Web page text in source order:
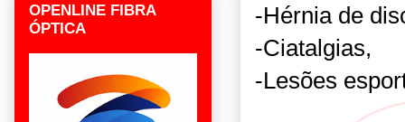
-Hérnia de
-Ciatalgias,
-Lesões
OPENLINE FIBRA
ÓPTICA